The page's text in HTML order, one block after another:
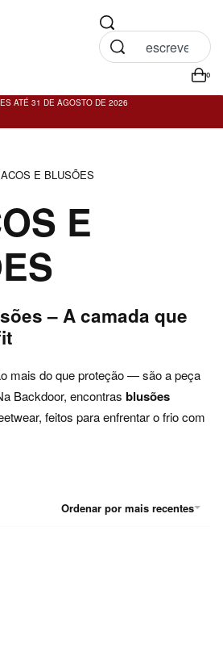
0
ATÉ 31 DE AGOSTO DE 2026
E BLUSÕES
E
– A camada que
mais do que proteção — são a peça
Backdoor, encontras blusões
feitos para enfrentar o frio com
Ordenar por mais recentes